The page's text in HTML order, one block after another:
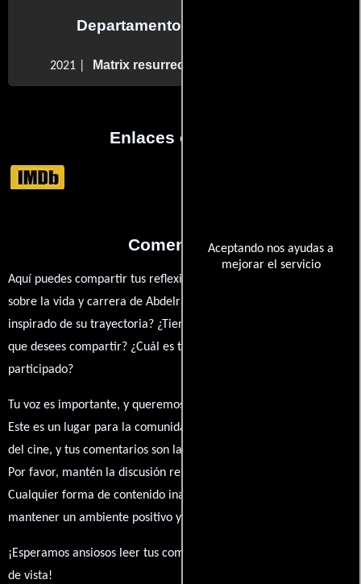
Aceptando nos ayudas a
mejorar el servicio
Departamento de animación
2021 | Matrix resurrecciones
Enlaces externos
Comentarios
Aquí puedes compartir tus reflexiones, anécdotas y opiniones
sobre la vida y carrera de Abdelrahman Kubisi. ¿Qué te ha
inspirado de su trayectoria? ¿Tienes alguna anécdota personal
que desees compartir? ¿Cuál es tu película favorita en la que ha
participado?
Tu voz es importante, y queremos escuchar tus pensamientos.
Este es un lugar para la comunidad de admiradores y amantes
del cine, y tus comentarios son la esencia de esta conversación.
Por favor, mantén la discusión respetuosa y constructiva.
Cualquier forma de contenido inapropiado será eliminado para
mantener un ambiente positivo y enriquecedor para todos.
¡Esperamos ansiosos leer tus comentarios y conocer tus puntos
de vista!